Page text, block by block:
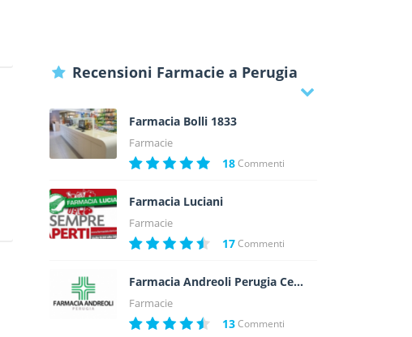
Recensioni Farmacie a Perugia
Farmacia Bolli 1833
Farmacie
18Commenti
Farmacia Luciani
Farmacie
17Commenti
Farmacia Andreoli Perugia Centro Storico
Farmacie
13Commenti